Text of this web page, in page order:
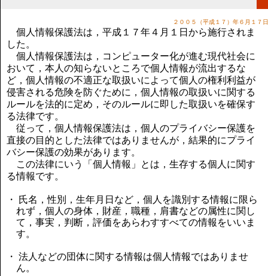
武田正男の独り言
２００５（平成１７）年６月１７日
個人情報保護法は，平成１７年４月１日から施行されま
した。
個人情報保護法は，コンピューター化が進む現代社会に
おいて，本人の知らないところで個人情報が流出するな
ど，個人情報の不適正な取扱いによって個人の権利利益が
侵害される危険を防ぐために，個人情報の取扱いに関する
ルールを法的に定め，そのルールに即した取扱いを確保す
る法律です。
従って，個人情報保護法は，個人のプライバシー保護を
直接の目的とした法律ではありませんが，結果的にプライ
バシー保護の効果があります。
この法律にいう「個人情報」とは，生存する個人に関す
る情報です。
・ 氏名，性別，生年月日など，個人を識別する情報に限ら
れず，個人の身体，財産，職種，肩書などの属性に関し
て，事実，判断，評価をあらわすすべての情報をいいま
す。
・ 法人などの団体に関する情報は個人情報ではありませ
ん。